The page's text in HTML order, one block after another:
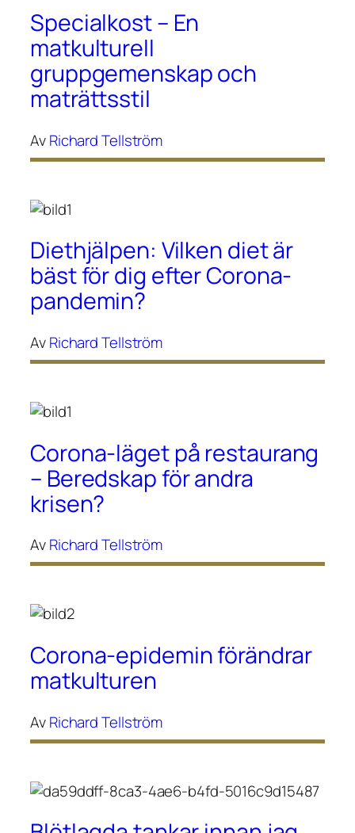
Specialkost – En
matkulturell
gruppgemenskap och
maträttsstil
AvRichard Tellström
Diethjälpen: Vilken diet är
bäst för dig efter Corona-
pandemin?
AvRichard Tellström
Corona-läget på restaurang
– Beredskap för andra
krisen?
AvRichard Tellström
Corona-epidemin förändrar
matkulturen
AvRichard Tellström